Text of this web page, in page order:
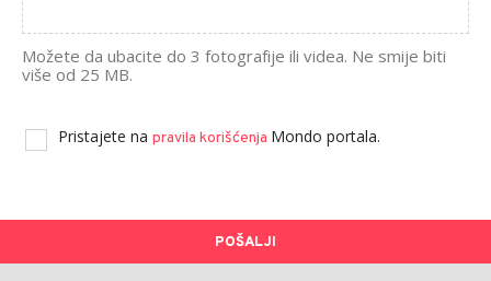
Možete da ubacite do 3 fotografije ili videa. Ne smije biti
više od 25 MB.
Pristajete na pravila korišćenja Mondo portala.
POŠALJI